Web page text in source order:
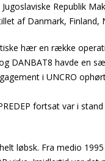
Republik
af Danmark, Finland,
hær en række
DANBAT8 havde en
i UNCRO
fortsat var i
løbsk. Fra medio